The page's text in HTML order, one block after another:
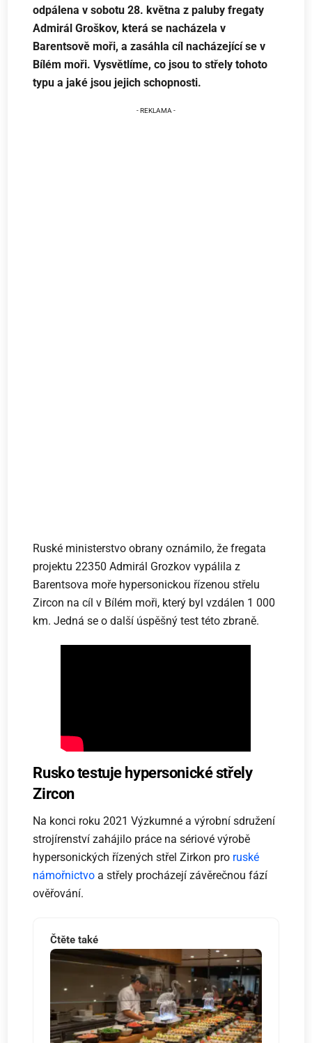
odpálena v sobotu 28. května z paluby fregaty
Admirál Groškov, která se nacházela v
Barentsově moři, a zasáhla cíl nacházející se v
Bílém moři. Vysvětlíme, co jsou to střely tohoto
typu a jaké jsou jejich schopnosti.
Ruské ministerstvo obrany oznámilo, že fregata
projektu 22350 Admirál Grozkov vypálila z
Barentsova moře hypersonickou řízenou střelu
Zircon na cíl v Bílém moři, který byl vzdálen 1 000
km. Jedná se o další úspěšný test této zbraně.
Rusko testuje hypersonické střely
Zircon
Na konci roku 2021 Výzkumné a výrobní sdružení
strojírenství zahájilo práce na sériové výrobě
hypersonických řízených střel Zirkon pro ruské
námořnictvo a střely procházejí závěrečnou fází
ověřování.
Čtěte také